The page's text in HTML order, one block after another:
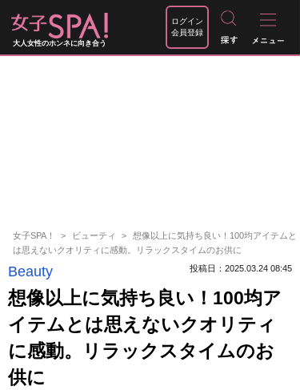
大人女性のホンネに向き合う
ログイン
会員登録
女子SPA！ ビューティ
想像以上に気持ち良い！100均アイテムと
は思えないクオリティに感動。リラックスタイムのお供に
Beauty 投稿日：2025.03.24 08:45
想像以上に気持ち良い！100均ア
イテムとは思えないクオリティ
に感動。リラックスタイムのお
供に